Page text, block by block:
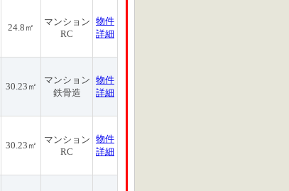
24.8㎡
マンション
RC
物件
詳細
30.23㎡
マンション
鉄骨造
物件
詳細
30.23㎡
マンション
RC
物件
詳細